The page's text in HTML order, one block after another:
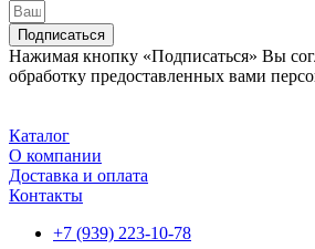
Подписаться
Нажимая кнопку «Подписаться» Вы
обработку предоставленных вами
Каталог
О компании
Доставка и оплата
Контакты
+7 (939) 223-10-78